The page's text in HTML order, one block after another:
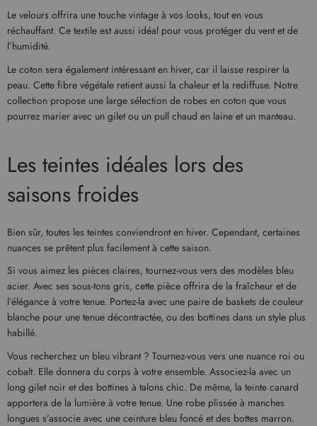
Le velours offrira une touche vintage à vos looks, tout en vous
réchauffant. Ce textile est aussi idéal pour vous protéger du vent et de
l’humidité.
Le coton sera également intéressant en hiver, car il laisse respirer la
peau. Cette fibre végétale retient aussi la chaleur et la rediffuse. Notre
collection propose une large sélection de robes en coton que vous
pourrez marier avec un gilet ou un pull chaud en laine et un manteau.
Les teintes idéales lors des
saisons froides
Bien sûr, toutes les teintes conviendront en hiver. Cependant, certaines
nuances se prêtent plus facilement à cette saison.
Si vous aimez les pièces claires, tournez-vous vers des modèles bleu
acier. Avec ses sous-tons gris, cette pièce offrira de la fraîcheur et de
l’élégance à votre tenue. Portez-la avec une paire de baskets de couleur
blanche pour une tenue décontractée, ou des bottines dans un style plus
habillé.
Vous recherchez un bleu vibrant ? Tournez-vous vers une nuance roi ou
cobalt. Elle donnera du corps à votre ensemble. Associez-la avec un
long gilet noir et des bottines à talons chic. De même, la teinte canard
apportera de la lumière à votre tenue. Une robe plissée à manches
longues s’associe avec une ceinture bleu foncé et des bottes marron.